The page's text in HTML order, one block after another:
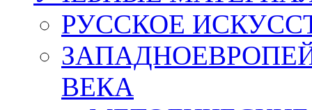
РУССКОЕ
ВЕКА